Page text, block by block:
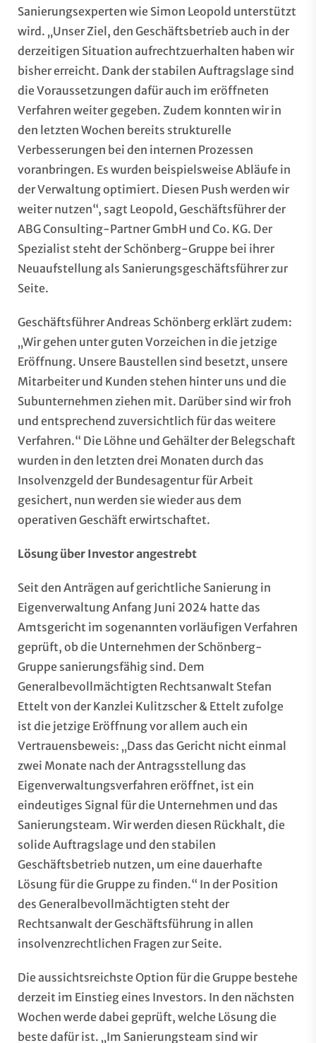
Sanierungsexperten wie Simon Leopold unterstützt
wird. „Unser Ziel, den Geschäftsbetrieb auch in der
derzeitigen Situation aufrechtzuerhalten haben wir
bisher erreicht. Dank der stabilen Auftragslage sind
die Voraussetzungen dafür auch im eröffneten
Verfahren weiter gegeben. Zudem konnten wir in
den letzten Wochen bereits strukturelle
Verbesserungen bei den internen Prozessen
voranbringen. Es wurden beispielsweise Abläufe in
der Verwaltung optimiert. Diesen Push werden wir
weiter nutzen“, sagt Leopold, Geschäftsführer der
ABG Consulting-Partner GmbH und Co. KG. Der
Spezialist steht der Schönberg-Gruppe bei ihrer
Neuaufstellung als Sanierungsgeschäftsführer zur
Seite.
Geschäftsführer Andreas Schönberg erklärt zudem:
„Wir gehen unter guten Vorzeichen in die jetzige
Eröffnung. Unsere Baustellen sind besetzt, unsere
Mitarbeiter und Kunden stehen hinter uns und die
Subunternehmen ziehen mit. Darüber sind wir froh
und entsprechend zuversichtlich für das weitere
Verfahren.“ Die Löhne und Gehälter der Belegschaft
wurden in den letzten drei Monaten durch das
Insolvenzgeld der Bundesagentur für Arbeit
gesichert, nun werden sie wieder aus dem
operativen Geschäft erwirtschaftet.
Lösung über Investor angestrebt
Seit den Anträgen auf gerichtliche Sanierung in
Eigenverwaltung Anfang Juni 2024 hatte das
Amtsgericht im sogenannten vorläufigen Verfahren
geprüft, ob die Unternehmen der Schönberg-
Gruppe sanierungsfähig sind. Dem
Generalbevollmächtigten Rechtsanwalt Stefan
Ettelt von der Kanzlei Kulitzscher & Ettelt zufolge
ist die jetzige Eröffnung vor allem auch ein
Vertrauensbeweis: „Dass das Gericht nicht einmal
zwei Monate nach der Antragsstellung das
Eigenverwaltungsverfahren eröffnet, ist ein
eindeutiges Signal für die Unternehmen und das
Sanierungsteam. Wir werden diesen Rückhalt, die
solide Auftragslage und den stabilen
Geschäftsbetrieb nutzen, um eine dauerhafte
Lösung für die Gruppe zu finden.“ In der Position
des Generalbevollmächtigten steht der
Rechtsanwalt der Geschäftsführung in allen
insolvenzrechtlichen Fragen zur Seite.
Die aussichtsreichste Option für die Gruppe bestehe
derzeit im Einstieg eines Investors. In den nächsten
Wochen werde dabei geprüft, welche Lösung die
beste dafür ist. „Im Sanierungsteam sind wir